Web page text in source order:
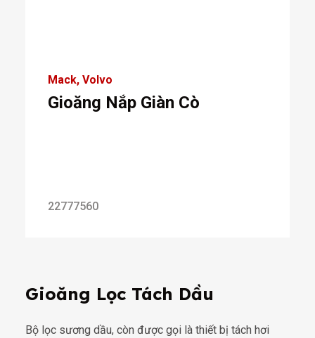
Mack Volvo
Gioăng Nắp Giàn Cò
22777560
Gioăng Lọc Tách Dầu
Bộ lọc sương dầu, còn được gọi là thiết bị tách hơi